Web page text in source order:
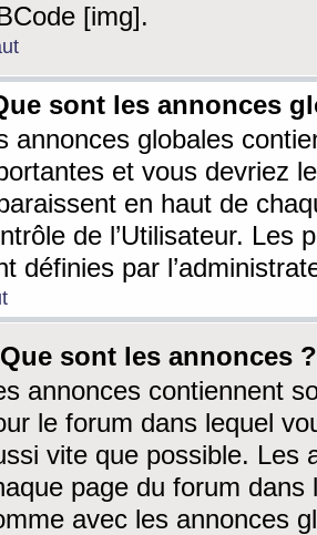
[img].
sont les annonces
annonces globales
et vous devriez
en haut de
de l’Utilisateur. Les
définies par
sont les annonces ?
annonces contiennent
le forum dans lequel
vite que possible. Les
page du forum dans
avec les annonces